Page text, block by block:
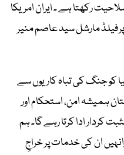
رکھتا ہے ۔ ایران امریکا
مارشل سید عاصم منیر
کو جنگ کی تباہ کاریوں سے
ہمیشہ امن، استحکام اور
کردار ادا کرتا رہے گا۔ ہم
ان کی خدمات پر خراجِ